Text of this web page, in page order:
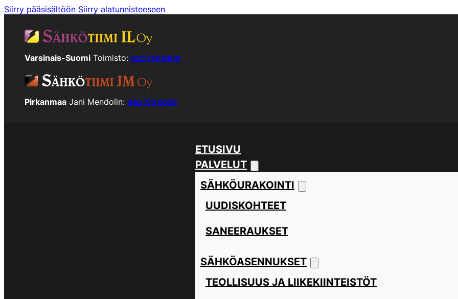
Siirry pääsisältöön Siirry alatunnisteeseen
Varsinais-Suomi Toimisto: 020 718 8300
Pirkanmaa Jani Mendolin: 040 775 6050
ETUSIVU
PALVELUT
SÄHKÖURAKOINTI
UUDISKOHTEET
SANEERAUKSET
SÄHKÖASENNUKSET
TEOLLISUUS JA LIIKEKIINTEISTÖT